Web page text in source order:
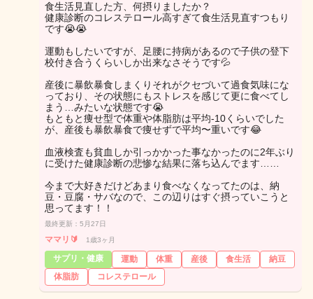
食生活見直した方、何摂りましたか？
健康診断のコレステロール高すぎて食生活見直すつもり
です😭😭
運動もしたいですが、足腰に持病があるので子供の登下
校付き合うくらいしか出来なさそうです💦
産後に暴飲暴食しまくりそれがクセづいて過食気味にな
っており、その状態にもストレスを感じて更に食べてし
まう…みたいな状態です😭
もともと痩せ型で体重や体脂肪は平均-10くらいでした
が、産後も暴飲暴食で痩せずで平均〜重いです😂
血液検査も貧血しか引っかかった事なかったのに2年ぶり
に受けた健康診断の悲惨な結果に落ち込んでます……
今まで大好きだけどあまり食べなくなってたのは、納
豆・豆腐・サバなので、この辺りはすぐ摂っていこうと
思ってます！！
最終更新：5月27日
ママリ🔰 1歳3ヶ月
サプリ・健康 運動 体重 産後 食生活
納豆
体脂肪
コレステロール